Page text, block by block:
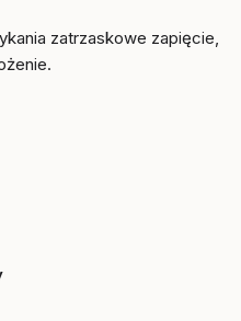
zatrzaskowe zapięcie,